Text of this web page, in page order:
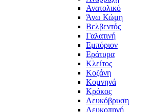
Ανατολικό
Άνω Κώμη
Βελβεντός
Γαλατινή
Εμπόριον
Εράτυρα
Κλείτος
Κοζάνη
Κομνηνά
Κρόκος
Λευκόβρυση
Λευκοπηγή